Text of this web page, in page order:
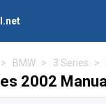
BMW 3 Series
2002